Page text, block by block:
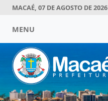
MACAÉ, 07 DE AGOSTO DE 2026
MENU